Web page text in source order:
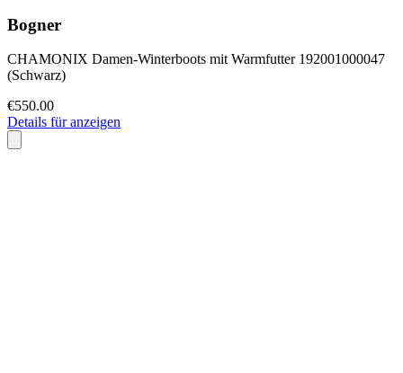
Bogner
CHAMONIX Damen-Winterboots mit Warmfutter 192001000047
(Schwarz)
€550.00
Details für anzeigen